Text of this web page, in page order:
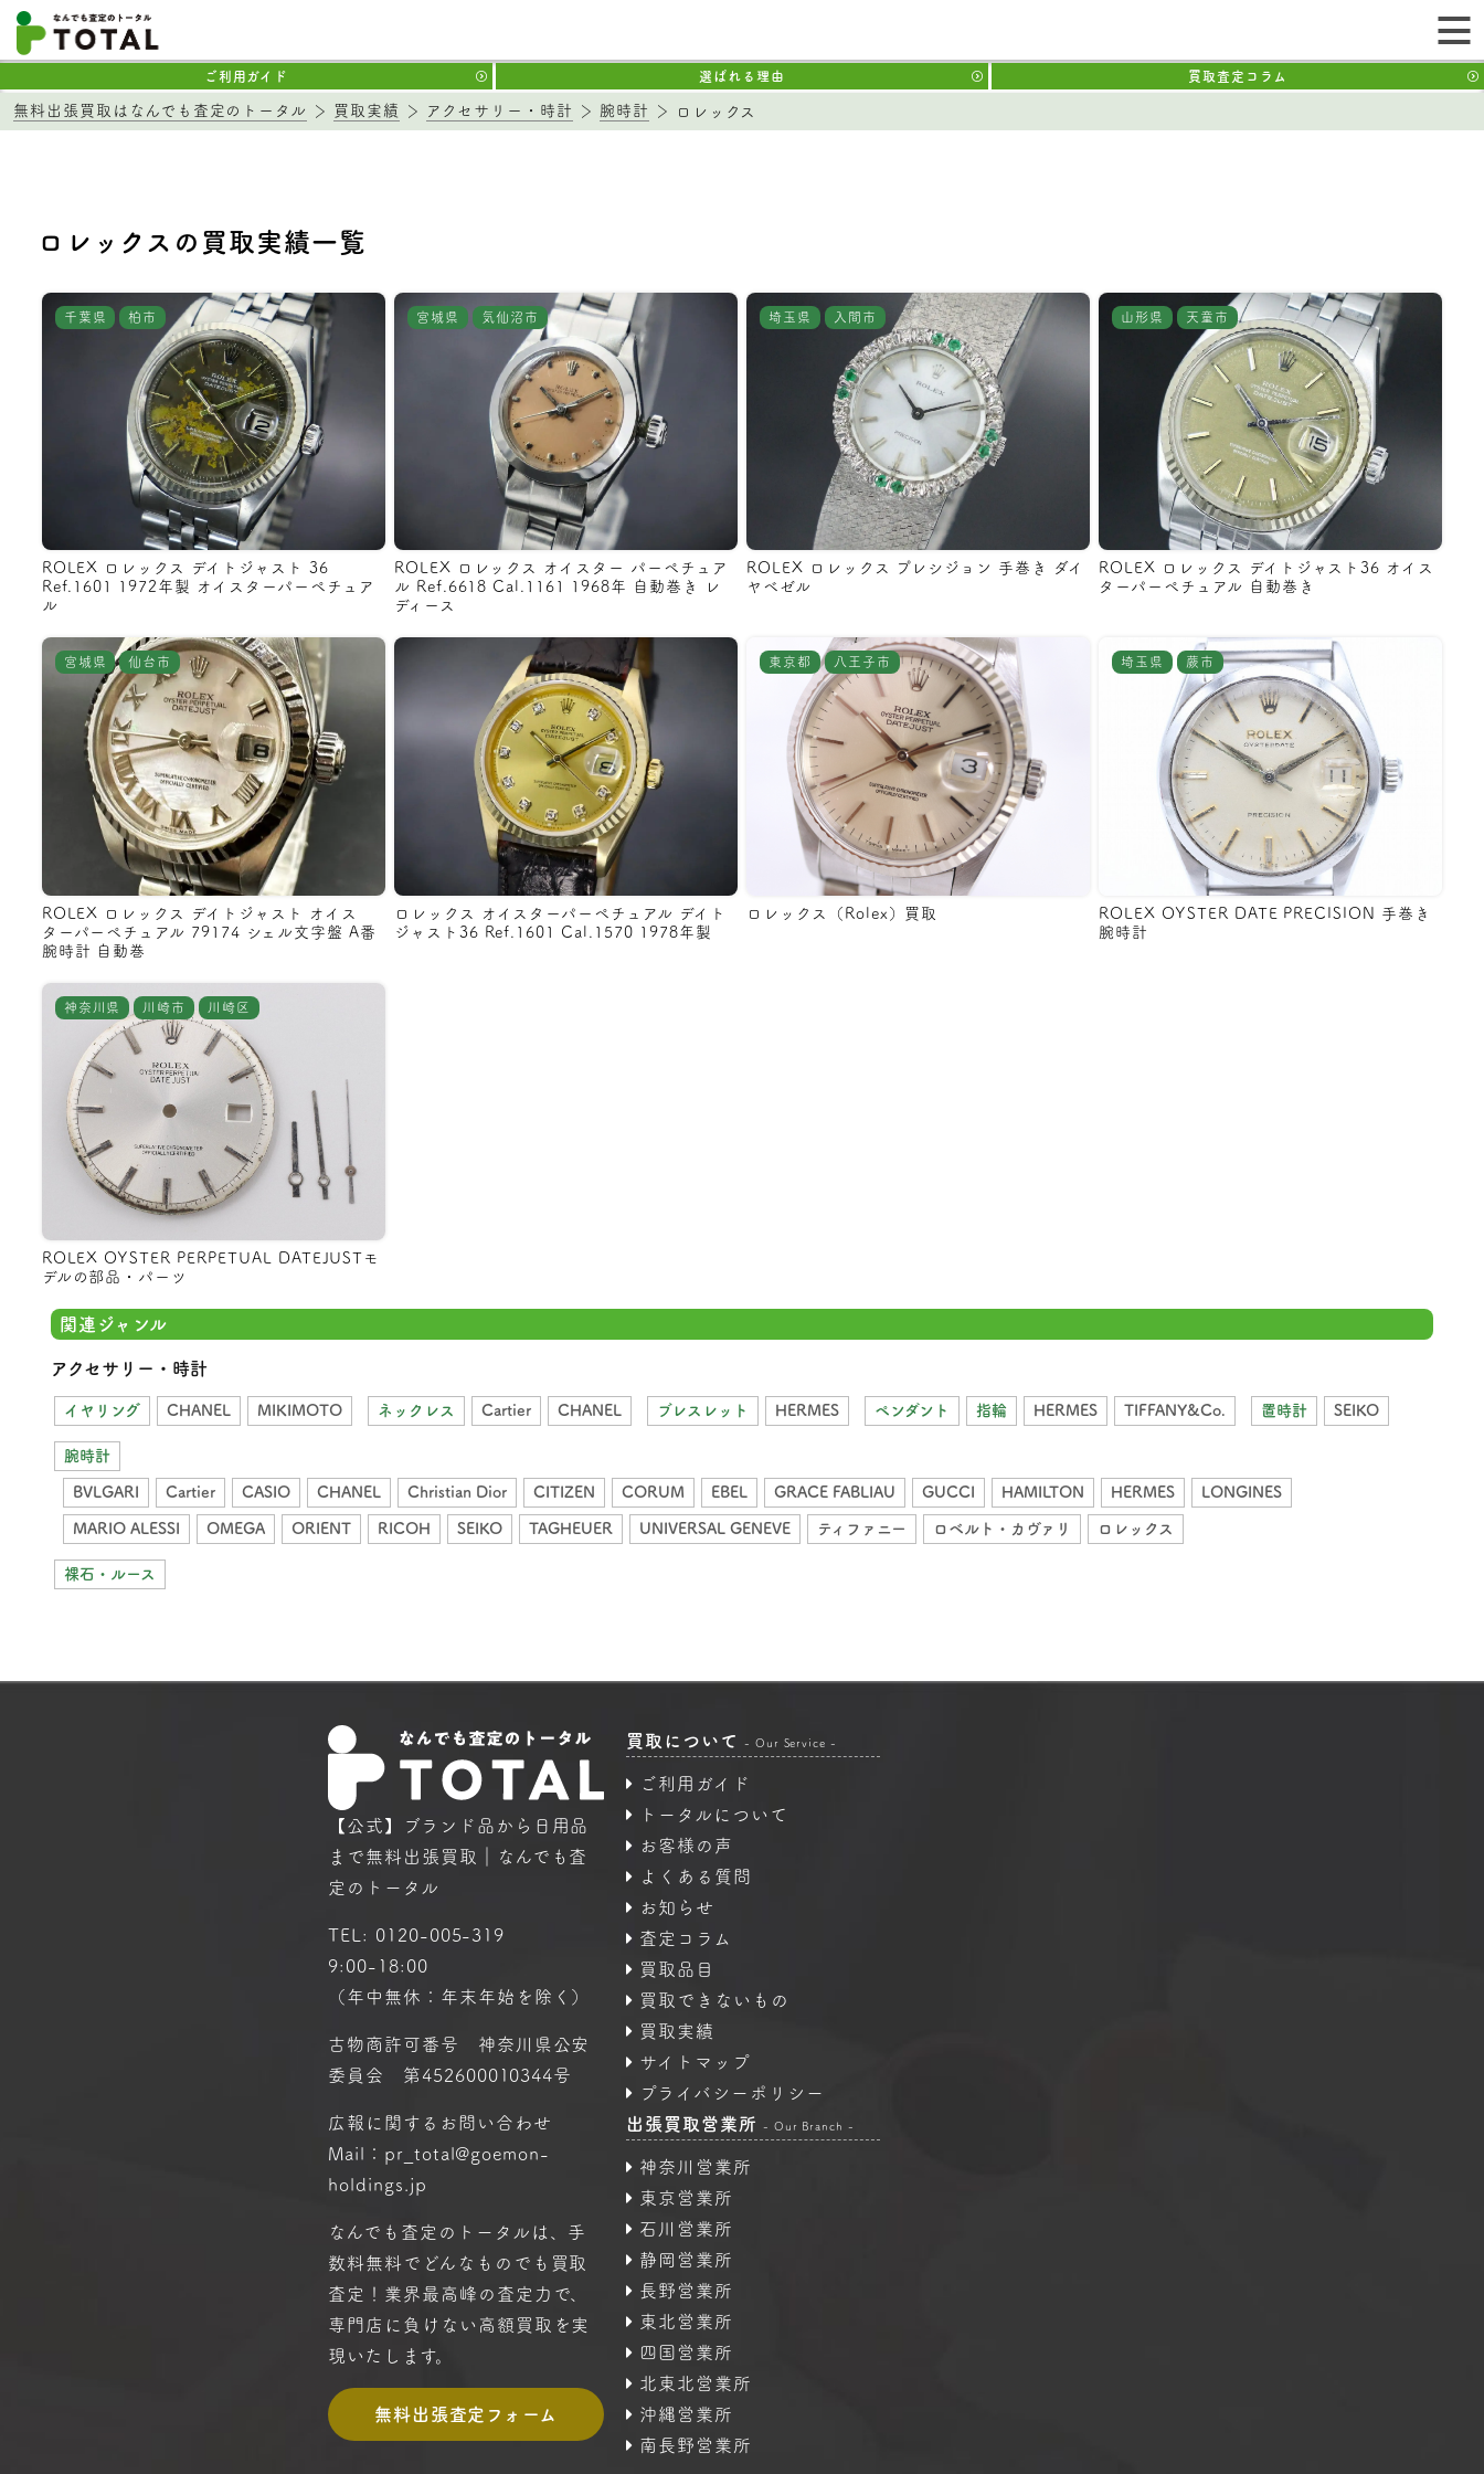
ご利用ガイド 選ばれる理由 買取査定コラム
無料出張買取はなんでも査定のトータル 買取実績 アクセサリー・時計 腕時計 ロレックス
ロレックスの買取実績一覧
千葉県 柏市
ROLEX ロレックス デイトジャスト 36
Ref.1601 1972年製 オイスターパーペチュア
ル
宮城県 気仙沼市
ROLEX ロレックス オイスター パーペチュア
ル Ref.6618 Cal.1161 1968年 自動巻き レ
ディース
埼玉県 入間市
ROLEX ロレックス プレシジョン 手巻き ダイ
ヤベゼル
山形県 天童市
ROLEX ロレックス デイトジャスト36 オイス
ターパーペチュアル 自動巻き
宮城県 仙台市
ROLEX ロレックス デイトジャスト オイス
ターパーペチュアル 79174 シェル文字盤 A番
腕時計 自動巻
ロレックス オイスターパーペチュアル デイト
ジャスト36 Ref.1601 Cal.1570 1978年製
東京都 八王子市
ロレックス（Rolex）買取
埼玉県 蕨市
ROLEX OYSTER DATE PRECISION 手巻き
腕時計
神奈川県 川崎市 川崎区
ROLEX OYSTER PERPETUAL DATEJUSTモ
デルの部品・パーツ
関連ジャンル
アクセサリー・時計
イヤリング CHANEL MIKIMOTO ネックレス Cartier CHANEL ブレスレット HERMES ペンダント 指輪 HERMES TIFFANY&Co. 置時計 SEIKO
腕時計
BVLGARI Cartier CASIO CHANEL Christian Dior CITIZEN CORUM EBEL GRACE FABLIAU GUCCI HAMILTON HERMES LONGINES
MARIO ALESSI OMEGA ORIENT RICOH SEIKO TAGHEUER UNIVERSAL GENEVE ティファニー ロベルト・カヴァリ ロレックス
裸石・ルース
【公式】ブランド品から日用品
まで無料出張買取｜なんでも査
定のトータル
TEL: 0120-005-319
9:00-18:00
（年中無休：年末年始を除く）
古物商許可番号 神奈川県公安
委員会 第452600010344号
広報に関するお問い合わせ
Mail：pr_total@goemon-
holdings.jp
なんでも査定のトータルは、手
数料無料で どんなものでも買取
査定！ 業界最高峰の査定力で、
専門店に 負けない高額買取を実
現いたします。
無料出張査定フォーム
買取について - Our Service -
ご利用ガイド
トータルについて
お客様の声
よくある質問
お知らせ
査定コラム
買取品目
買取できないもの
買取実績
サイトマップ
プライバシーポリシー
出張買取営業所
- Our Branch -
神奈川営業所
東京営業所
石川営業所
静岡営業所
長野営業所
東北営業所
四国営業所
北東北営業所
沖縄営業所
南長野営業所